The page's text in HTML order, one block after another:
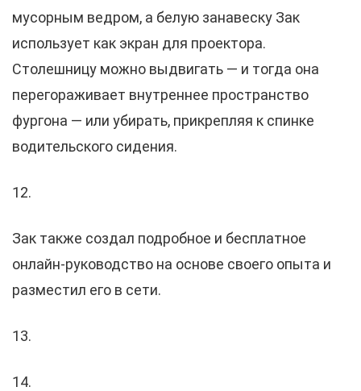
мусорным ведром, а белую занавеску Зак
использует как экран для проектора.
Столешницу можно выдвигать — и тогда она
перегораживает внутреннее пространство
фургона — или убирать, прикрепляя к спинке
водительского сидения.
12.
Зак также создал подробное и бесплатное
онлайн-руководство на основе своего опыта и
разместил его в сети.
13.
14.